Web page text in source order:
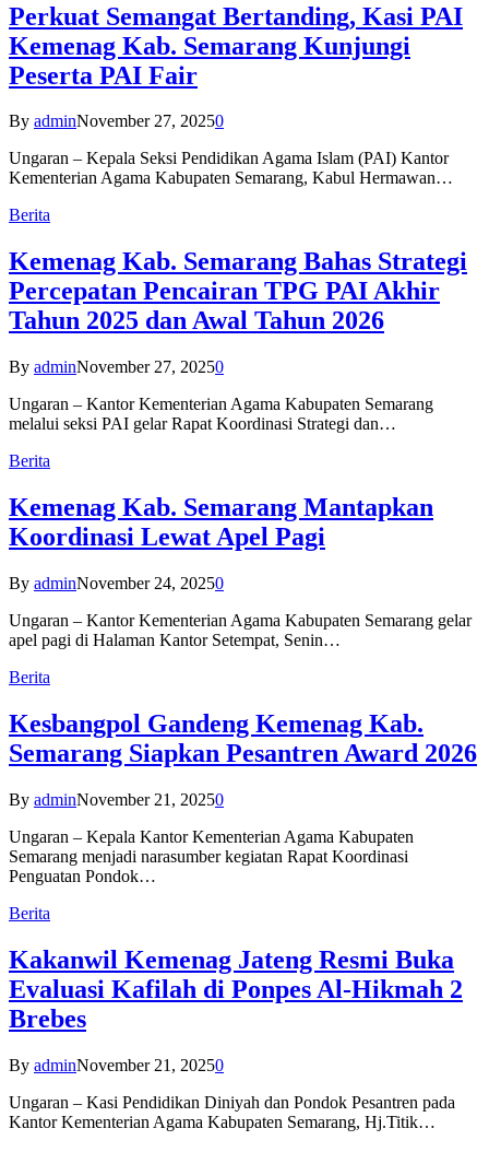
Perkuat Semangat Bertanding, Kasi PAI
Kemenag Kab. Semarang Kunjungi
Peserta PAI Fair
By adminNovember 27, 20250
Ungaran – Kepala Seksi Pendidikan Agama Islam (PAI) Kantor
Kementerian Agama Kabupaten Semarang, Kabul Hermawan…
Berita
Kemenag Kab. Semarang Bahas Strategi
Percepatan Pencairan TPG PAI Akhir
Tahun 2025 dan Awal Tahun 2026
By adminNovember 27, 20250
Ungaran – Kantor Kementerian Agama Kabupaten Semarang
melalui seksi PAI gelar Rapat Koordinasi Strategi dan…
Berita
Kemenag Kab. Semarang Mantapkan
Koordinasi Lewat Apel Pagi
By adminNovember 24, 20250
Ungaran – Kantor Kementerian Agama Kabupaten Semarang gelar
apel pagi di Halaman Kantor Setempat, Senin…
Berita
Kesbangpol Gandeng Kemenag Kab.
Semarang Siapkan Pesantren Award 2026
By adminNovember 21, 20250
Ungaran – Kepala Kantor Kementerian Agama Kabupaten
Semarang menjadi narasumber kegiatan Rapat Koordinasi
Penguatan Pondok…
Berita
Kakanwil Kemenag Jateng Resmi Buka
Evaluasi Kafilah di Ponpes Al-Hikmah 2
Brebes
By adminNovember 21, 20250
Ungaran – Kasi Pendidikan Diniyah dan Pondok Pesantren pada
Kantor Kementerian Agama Kabupaten Semarang, Hj.Titik…